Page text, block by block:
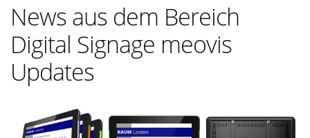
News aus dem Bereich
Digital Signage meovis
Updates